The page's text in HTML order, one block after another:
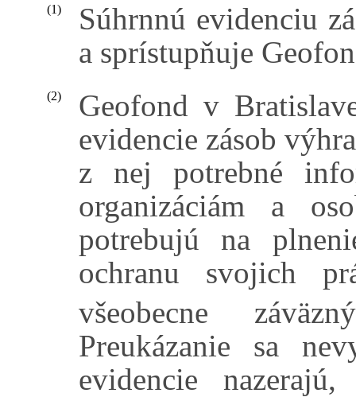
(1)
Súhrnnú evidenciu
a sprístupňuje
(2)
Geofond v
evidencie zásob
z nej potrebné
organizáciám a
potrebujú na
ochranu svojich
všeobecne
Preukázanie sa
evidencie